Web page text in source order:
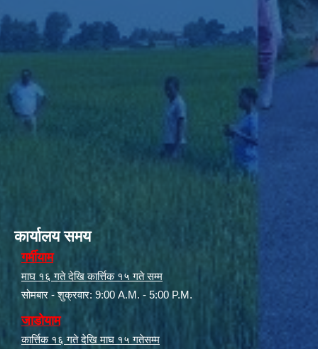
कार्यालय समय
गर्मीयाम
माघ १६ गते देखि कार्त्तिक १५ गते सम्म
सोमबार - शुक्रवार: 9:00 A.M. - 5:00 P.M.
जाडोयाम
कार्त्तिक १६ गते देखि माघ १५ गतेसम्म